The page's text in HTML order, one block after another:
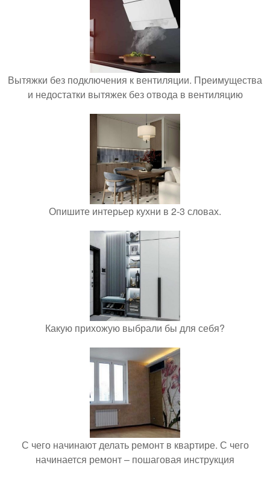
Вытяжки без подключения к вентиляции. Преимущества
и недостатки вытяжек без отвода в вентиляцию
Опишите интерьер кухни в 2-3 словах.
Какую прихожую выбрали бы для себя?
С чего начинают делать ремонт в квартире. С чего
начинается ремонт – пошаговая инструкция